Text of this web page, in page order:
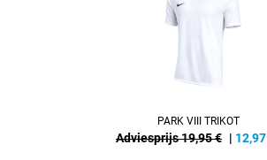
PARK VIII TRIKOT
Adviesprijs 19,95 € | 12,97